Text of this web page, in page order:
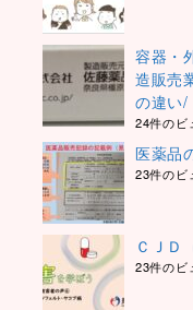
容器・
造販売
の違い/
24件のビ
医薬品
23件のビ
ＣＪＤ
23件のビ